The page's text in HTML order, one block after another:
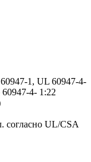
1, UL 60947-4-
4- 1:22
согласно UL/CSA